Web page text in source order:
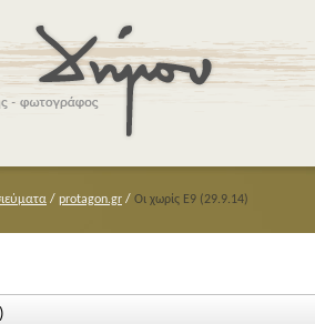
/ protagon.gr / Οι χωρίς Ε9 (29.9.14)